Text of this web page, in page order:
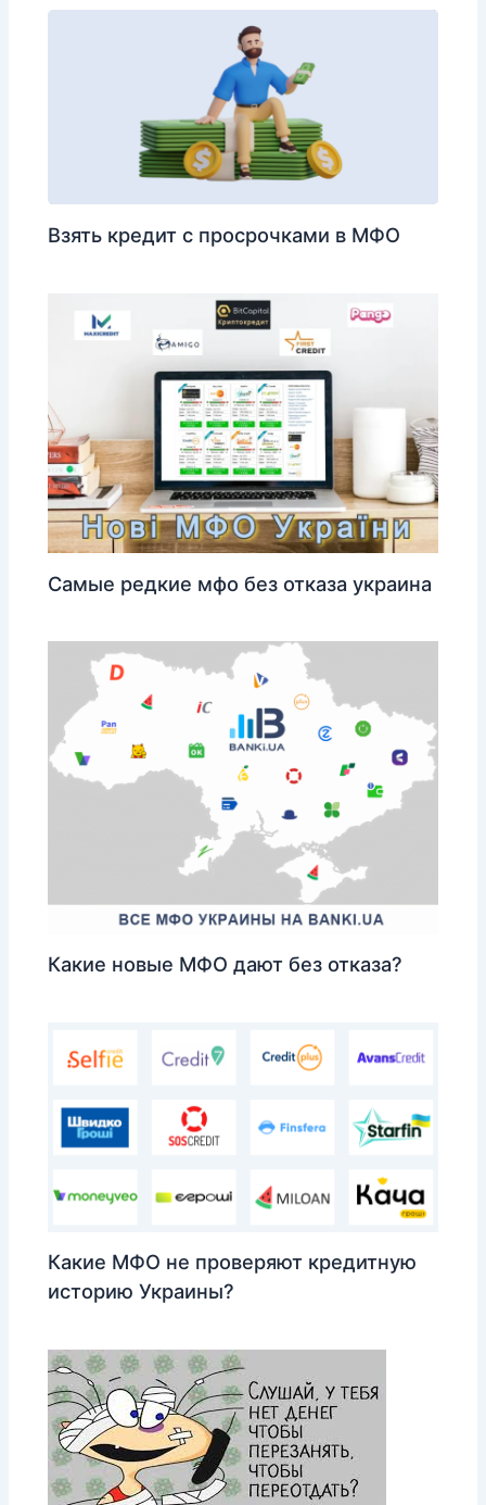
Взять кредит с просрочками в МФО
Самые редкие мфо без отказа украина
Какие новые МФО дают без отказа?
Какие МФО не проверяют кредитную
историю Украины?